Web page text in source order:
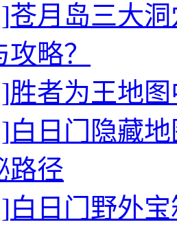
苍月岛三大
略？
胜者为王地
白日门隐藏
路径
白日门野外